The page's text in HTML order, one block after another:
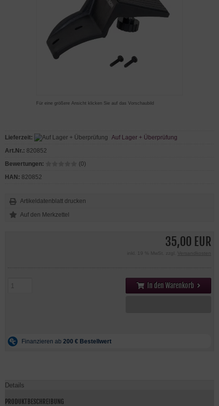
Für eine größere Ansicht klicken Sie auf das Vorschaubild
35,00 EUR
inkl. 19 % MwSt. zzgl. Versandkosten
In den Warenkorb
Lieferzeit:
Auf Lager + Überprüfung
Art.Nr.: 820852
Bewertungen:
(0)
HAN: 820852
Artikeldatenblatt drucken
Details
PRODUKTBESCHREIBUNG